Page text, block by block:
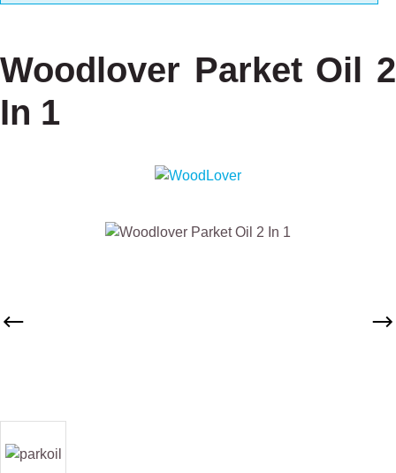
Woodlover Parket Oil 2
In 1
Afbeeldingengalerij overslaan